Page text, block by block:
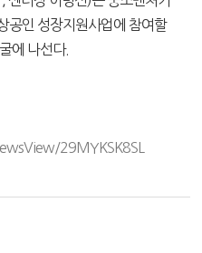
공인 성장지원사업에 참여할
에 나선다.
29MYKSK8SL